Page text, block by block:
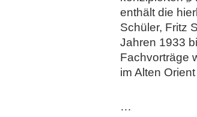
enthält die
Schüler, Fritz
Jahren 1933
Fachvorträge
im Alten
…